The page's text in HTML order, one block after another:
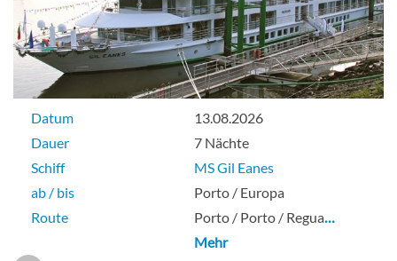
Datum
13.08.2026
Dauer
7 Nächte
Schiff
MS Gil Eanes
ab / bis
Porto / Europa
Route
Porto / Porto / Regua…
Mehr